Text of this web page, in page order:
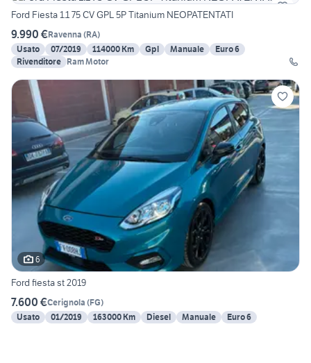
Ford Fiesta 1.1 75 CV GPL 5P Titanium NEOPATENTATI
9.990 €Ravenna (RA)
Usato
07/2019 114000 Km Gpl Manuale
Euro 6
Rivenditore Ram Motor
6
Ford fiesta st 2019
7.600 €Cerignola (FG)
Usato
01/2019 163000 Km Diesel Manuale Euro 6